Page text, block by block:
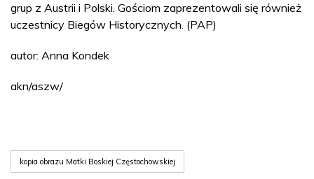
grup z Austrii i Polski. Gościom zaprezentowali się również
uczestnicy Biegów Historycznych. (PAP)
autor: Anna Kondek
akn/aszw/
kopia obrazu Matki Boskiej Częstochowskiej